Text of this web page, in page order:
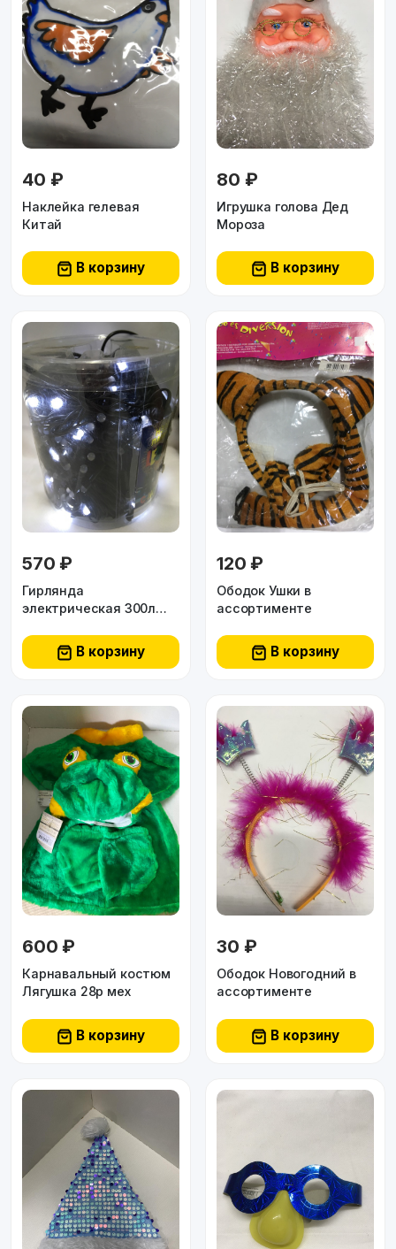
40 ₽
Наклейка гелевая
Китай
В корзину
80 ₽
Игрушка голова Дед
Мороза
В корзину
570 ₽
Гирлянда
электрическая 300л
провода В корзину
120 ₽
Ободок Ушки в
ассортименте
В корзину
600 ₽
Карнавальный костюм
Лягушка 28р мех
В корзину
30 ₽
Ободок Новогодний в
ассортименте
В корзину